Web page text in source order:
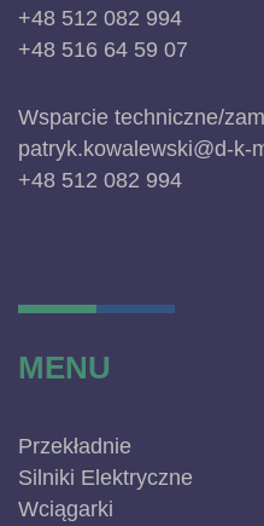
+48 512 082 994
+48 516 64 59 07
Wsparcie techniczne/
patryk.kowalewski@d-k-
+48 512 082 994
MENU
Przekładnie
Silniki Elektryczne
Wciągarki